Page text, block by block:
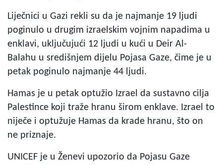
Liječnici u Gazi rekli su da je najmanje 19 ljudi
poginulo u drugim izraelskim vojnim napadima u
enklavi, uključujući 12 ljudi u kući u Deir Al-
Balahu u središnjem dijelu Pojasa Gaze, čime je u
petak poginulo najmanje 44 ljudi.
Hamas je u petak optužio Izrael da sustavno cilja
Palestince koji traže hranu širom enklave. Izrael to
niječe i optužuje Hamas da krade hranu, što on
ne priznaje.
UNICEF je u Ženevi upozorio da Pojasu Gaze